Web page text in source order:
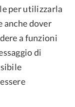
per utilizzarla
anche dover
a funzioni
di